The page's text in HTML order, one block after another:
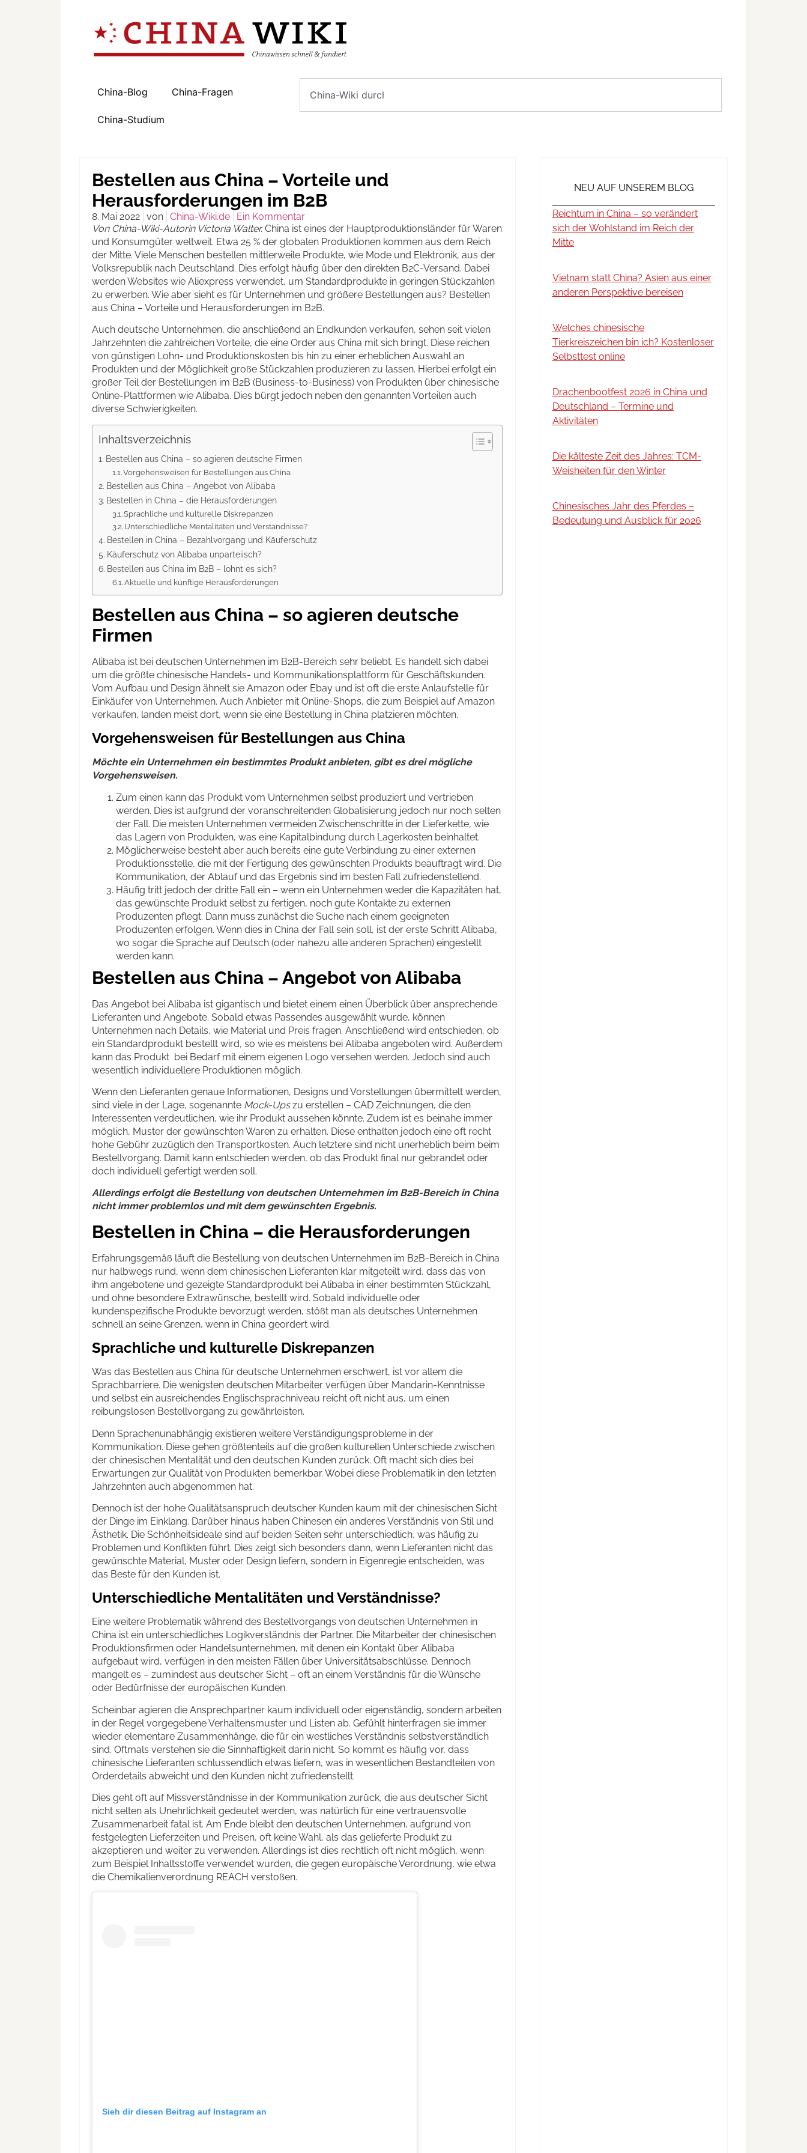
China-Blog China-Fragen
China-Studium
Bestellen aus China – Vorteile und
Herausforderungen im B2B
8. Mai 2022 von China-Wiki.de
Ein Kommentar
Von China-Wiki-Autorin Victoria Walter.China ist eines der Hauptproduktionsländer für Waren
und Konsumgüter weltweit. Etwa 25 % der globalen Produktionen kommen aus dem Reich
der Mitte. Viele Menschen bestellen mittlerweile Produkte, wie Mode und Elektronik, aus der
Volksrepublik nach Deutschland. Dies erfolgt häufig über den direkten B2C-Versand. Dabei
werden Websites wie Aliexpress verwendet, um Standardprodukte in geringen Stückzahlen
zu erwerben. Wie aber sieht es für Unternehmen und größere Bestellungen aus? Bestellen
aus China – Vorteile und Herausforderungen im B2B.
Auch deutsche Unternehmen, die anschließend an Endkunden verkaufen, sehen seit vielen
Jahrzehnten die zahlreichen Vorteile, die eine Order aus China mit sich bringt. Diese reichen
von günstigen Lohn- und Produktionskosten bis hin zu einer erheblichen Auswahl an
Produkten und der Möglichkeit große Stückzahlen produzieren zu lassen. Hierbei erfolgt ein
großer Teil der Bestellungen im B2B (Business-to-Business) von Produkten über chinesische
Online-Plattformen wie Alibaba. Dies bürgt jedoch neben den genannten Vorteilen auch
diverse Schwierigkeiten.
Inhaltsverzeichnis
Bestellen aus China – so agieren deutsche Firmen
Vorgehensweisen für Bestellungen aus China
Bestellen aus China – Angebot von Alibaba
Bestellen in China – die Herausforderungen
Sprachliche und kulturelle Diskrepanzen
Unterschiedliche Mentalitäten und Verständnisse?
Bestellen in China – Bezahlvorgang und Käuferschutz
Käuferschutz von Alibaba unparteiisch?
Bestellen aus China im B2B – lohnt es sich?
Aktuelle und künftige Herausforderungen
Bestellen aus China – so agieren deutsche
Firmen
Alibaba ist bei deutschen Unternehmen im B2B-Bereich sehr beliebt. Es handelt sich dabei
um die größte chinesische Handels- und Kommunikationsplattform für Geschäftskunden.
Vom Aufbau und Design ähnelt sie Amazon oder Ebay und ist oft die erste Anlaufstelle für
Einkäufer von Unternehmen. Auch Anbieter mit Online-Shops, die zum Beispiel auf Amazon
verkaufen, landen meist dort, wenn sie eine Bestellung in China platzieren möchten.
Vorgehensweisen für Bestellungen aus China
Möchte ein Unternehmen ein bestimmtes Produkt anbieten, gibt es drei mögliche
Vorgehensweisen.
Zum einen kann das Produkt vom Unternehmen selbst produziert und vertrieben
werden. Dies ist aufgrund der voranschreitenden Globalisierung jedoch nur noch selten
der Fall. Die meisten Unternehmen vermeiden Zwischenschritte in der Lieferkette, wie
das Lagern von Produkten, was eine Kapitalbindung durch Lagerkosten beinhaltet.
Möglicherweise besteht aber auch bereits eine gute Verbindung zu einer externen
Produktionsstelle, die mit der Fertigung des gewünschten Produkts beauftragt wird. Die
Kommunikation, der Ablauf und das Ergebnis sind im besten Fall zufriedenstellend.
Häufig tritt jedoch der dritte Fall ein – wenn ein Unternehmen weder die Kapazitäten hat,
das gewünschte Produkt selbst zu fertigen, noch gute Kontakte zu externen
Produzenten pflegt. Dann muss zunächst die Suche nach einem geeigneten
Produzenten erfolgen. Wenn dies in China der Fall sein soll, ist der erste Schritt Alibaba,
wo sogar die Sprache auf Deutsch (oder nahezu alle anderen Sprachen) eingestellt
werden kann.
Bestellen aus China – Angebot von Alibaba
Das Angebot bei Alibaba ist gigantisch und bietet einem einen Überblick über ansprechende
Lieferanten und Angebote. Sobald etwas Passendes ausgewählt wurde, können
Unternehmen nach Details, wie Material und Preis fragen. Anschließend wird entschieden, ob
ein Standardprodukt bestellt wird, so wie es meistens bei Alibaba angeboten wird. Außerdem
kann das Produkt bei Bedarf mit einem eigenen Logo versehen werden. Jedoch sind auch
wesentlich individuellere Produktionen möglich.
Wenn den Lieferanten genaue Informationen, Designs und Vorstellungen übermittelt werden,
sind viele in der Lage, sogenannte Mock-Upszu erstellen – CAD Zeichnungen, die den
Interessenten verdeutlichen, wie ihr Produkt aussehen könnte. Zudem ist es beinahe immer
möglich, Muster der gewünschten Waren zu erhalten. Diese enthalten jedoch eine oft recht
hohe Gebühr zuzüglich den Transportkosten. Auch letztere sind nicht unerheblich beim beim
Bestellvorgang. Damit kann entschieden werden, ob das Produkt final nur gebrandet oder
doch individuell gefertigt werden soll.
Allerdings erfolgt die Bestellung von deutschen Unternehmen im B2B-Bereich in China
nicht immer problemlos und mit dem gewünschten Ergebnis.
Bestellen in China – die Herausforderungen
Erfahrungsgemäß läuft die Bestellung von deutschen Unternehmen im B2B-Bereich in China
nur halbwegs rund, wenn dem chinesischen Lieferanten klar mitgeteilt wird, dass das von
ihm angebotene und gezeigte Standardprodukt bei Alibaba in einer bestimmten Stückzahl,
und ohne besondere Extrawünsche, bestellt wird. Sobald individuelle oder
kundenspezifische Produkte bevorzugt werden, stößt man als deutsches Unternehmen
schnell an seine Grenzen, wenn in China geordert wird.
Sprachliche und kulturelle Diskrepanzen
Was das Bestellen aus China für deutsche Unternehmen erschwert, ist vor allem die
Sprachbarriere. Die wenigsten deutschen Mitarbeiter verfügen über Mandarin-Kenntnisse
und selbst ein ausreichendes Englischsprachniveau reicht oft nicht aus, um einen
reibungslosen Bestellvorgang zu gewährleisten.
Denn Sprachenunabhängig existieren weitere Verständigungsprobleme in der
Kommunikation. Diese gehen größtenteils auf die großen kulturellen Unterschiede zwischen
der chinesischen Mentalität und den deutschen Kunden zurück. Oft macht sich dies bei
Erwartungen zur Qualität von Produkten bemerkbar. Wobei diese Problematik in den letzten
Jahrzehnten auch abgenommen hat.
Dennoch ist der hohe Qualitätsanspruch deutscher Kunden kaum mit der chinesischen Sicht
der Dinge im Einklang. Darüber hinaus haben Chinesen ein anderes Verständnis von Stil und
Ästhetik. Die Schönheitsideale sind auf beiden Seiten sehr unterschiedlich, was häufig zu
Problemen und Konflikten führt. Dies zeigt sich besonders dann, wenn Lieferanten nicht das
gewünschte Material, Muster oder Design liefern, sondern in Eigenregie entscheiden, was
das Beste für den Kunden ist.
Unterschiedliche Mentalitäten und Verständnisse?
Eine weitere Problematik während des Bestellvorgangs von deutschen Unternehmen in
China ist ein unterschiedliches Logikverständnis der Partner. Die Mitarbeiter der chinesischen
Produktionsfirmen oder Handelsunternehmen, mit denen ein Kontakt über Alibaba
aufgebaut wird, verfügen in den meisten Fällen über Universitätsabschlüsse. Dennoch
mangelt es – zumindest aus deutscher Sicht – oft an einem Verständnis für die Wünsche
oder Bedürfnisse der europäischen Kunden.
Scheinbar agieren die Ansprechpartner kaum individuell oder eigenständig, sondern arbeiten
in der Regel vorgegebene Verhaltensmuster und Listen ab. Gefühlt hinterfragen sie immer
wieder elementare Zusammenhänge, die für ein westliches Verständnis selbstverständlich
sind. Oftmals verstehen sie die Sinnhaftigkeit darin nicht. So kommt es häufig vor, dass
chinesische Lieferanten schlussendlich etwas liefern, was in wesentlichen Bestandteilen von
Orderdetails abweicht und den Kunden nicht zufriedenstellt.
Dies geht oft auf Missverständnisse in der Kommunikation zurück, die aus deutscher Sicht
nicht selten als Unehrlichkeit gedeutet werden, was natürlich für eine vertrauensvolle
Zusammenarbeit fatal ist. Am Ende bleibt den deutschen Unternehmen, aufgrund von
festgelegten Lieferzeiten und Preisen, oft keine Wahl, als das gelieferte Produkt zu
akzeptieren und weiter zu verwenden. Allerdings ist dies rechtlich oft nicht möglich, wenn
zum Beispiel Inhaltsstoffe verwendet wurden, die gegen europäische Verordnung, wie etwa
die Chemikalienverordnung REACH verstoßen.
Sieh dir diesen Beitrag auf Instagram an
NEU AUF UNSEREM BLOG
Reichtum in China – so verändert
sich der Wohlstand im Reich der
Mitte
Vietnam statt China? Asien aus einer
anderen Perspektive bereisen
Welches chinesische
Tierkreiszeichen bin ich? Kostenloser
Selbsttest online
Drachenbootfest 2026 in China und
Deutschland – Termine und
Aktivitäten
Die kälteste Zeit des Jahres: TCM-
Weisheiten für den Winter
Chinesisches Jahr des Pferdes –
Bedeutung und Ausblick für 2026